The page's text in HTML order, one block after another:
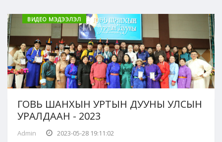
ВИДЕО МЭДЭЭЛЭЛ
ГОВЬ ШАНХЫН УРТЫН ДУУНЫ УЛСЫН
УРАЛДААН - 2023
Admin 2023-05-28 19:11:02